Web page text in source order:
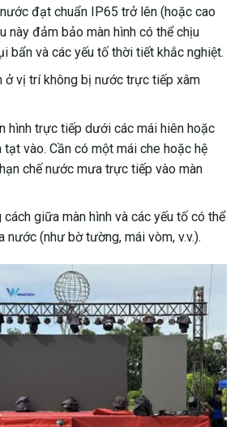
đạt chuẩn IP65 trở lên (hoặc cao
này đảm bảo màn hình có thể chịu
bẩn và các yếu tố thời tiết khắc nghiệt.
ở vị trí không bị nước trực tiếp xâm
hình trực tiếp dưới các mái hiên hoặc
vào. Cần có một mái che hoặc hệ
chế nước mưa trực tiếp vào màn
giữa màn hình và các yếu tố có thể
nước (như bờ tường, mái vòm, v.v.).